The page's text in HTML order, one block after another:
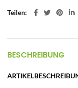
Teilen
BESCHREIBUNG